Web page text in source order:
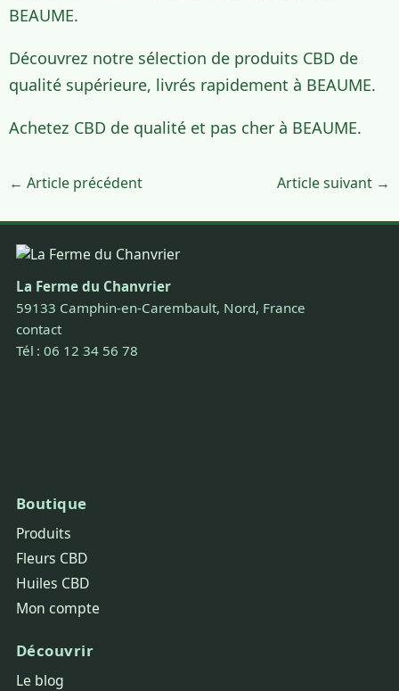
BEAUME.
Découvrez notre sélection de produits CBD de
qualité supérieure, livrés rapidement à BEAUME.
Achetez CBD de qualité et pas cher à BEAUME.
← Article précédent Article suivant →
La Ferme du Chanvrier
59133 Camphin-en-Carembault, Nord, France
contact
Tél : 06 12 34 56 78
Boutique
Produits
Fleurs CBD
Huiles CBD
Mon compte
Découvrir
Le blog